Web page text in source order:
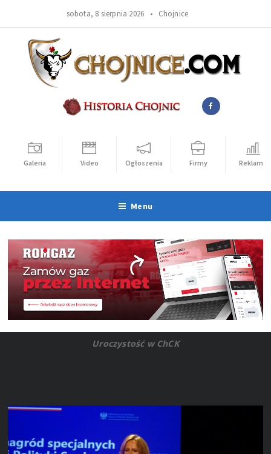
sobota, 8 sierpnia 2026 • Chojnice
Galeria Video Ogłoszenia Firmy Reklama
Menu
Uroczystość w ChCK